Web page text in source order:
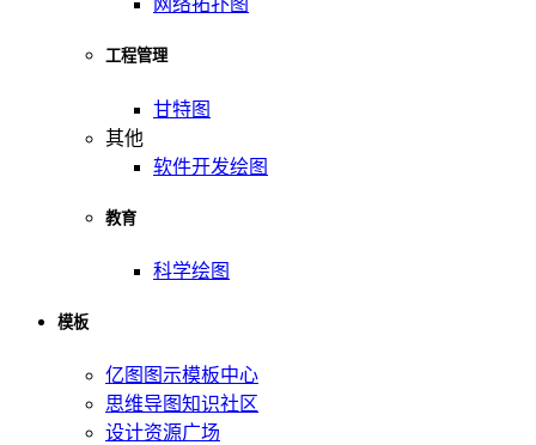
网络拓扑图
工程管理
甘特图
其他
软件开发绘图
教育
科学绘图
模板
亿图图示模板中心
思维导图知识社区
设计资源广场